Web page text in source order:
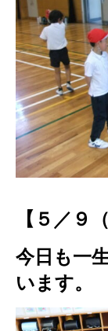
【５／９
今日も一
います。